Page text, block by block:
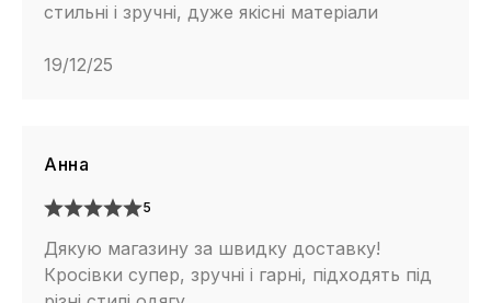
стильні і зручні, дуже якісні матеріали
19/12/25
Анна
5
Дякую магазину за швидку доставку!
Кросівки супер, зручні і гарні, підходять під